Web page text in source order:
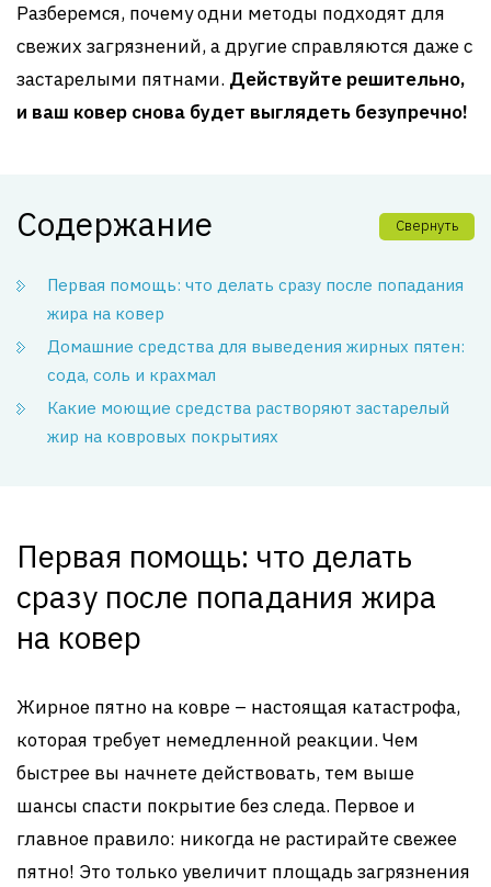
Разберемся, почему одни методы подходят для
свежих загрязнений, а другие справляются даже с
застарелыми пятнами. Действуйте решительно,
и ваш ковер снова будет выглядеть безупречно!
Содержание Свернуть
Первая помощь: что делать сразу после попадания
жира на ковер
Домашние средства для выведения жирных пятен:
сода, соль и крахмал
Какие моющие средства растворяют застарелый
жир на ковровых покрытиях
Первая помощь: что делать
сразу после попадания жира
на ковер
Жирное пятно на ковре – настоящая катастрофа,
которая требует немедленной реакции. Чем
быстрее вы начнете действовать, тем выше
шансы спасти покрытие без следа. Первое и
главное правило: никогда не растирайте свежее
пятно! Это только увеличит площадь загрязнения